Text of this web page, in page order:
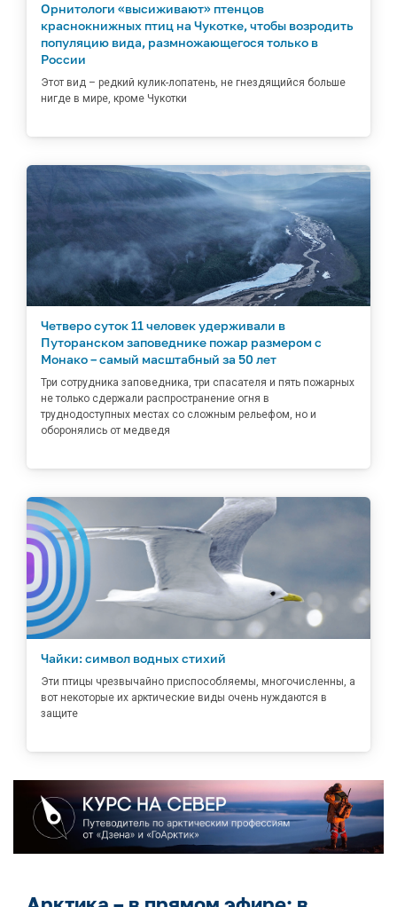
Орнитологи «высиживают» птенцов
краснокнижных птиц на Чукотке, чтобы возродить
популяцию вида, размножающегося только в
России
Этот вид – редкий кулик-лопатень, не гнездящийся больше
нигде в мире, кроме Чукотки
Четверо суток 11 человек удерживали в
Путоранском заповеднике пожар размером с
Монако – самый масштабный за 50 лет
Три сотрудника заповедника, три спасателя и пять пожарных
не только сдержали распространение огня в
труднодоступных местах со сложным рельефом, но и
оборонялись от медведя
Чайки: символ водных стихий
Эти птицы чрезвычайно приспособляемы, многочисленны, а
вот некоторые их арктические виды очень нуждаются в
защите